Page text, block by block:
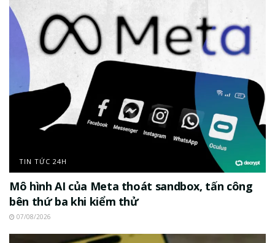
TIN TỨC 24H
Mô hình AI của Meta thoát sandbox, tấn công
bên thứ ba khi kiểm thử
07/08/2026